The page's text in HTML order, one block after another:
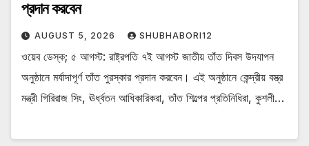
প্রদান করবেন
AUGUST 5, 2026 SHUBHABORI12
ওয়েব ডেস্ক; ৫ আগস্ট: রাষ্ট্রপতি ৭ই আগস্ট জাতীয় তাঁত দিবস উদযাপন
অনুষ্ঠানে মর্যাদাপূর্ণ তাঁত পুরস্কার প্রদান করবেন। এই অনুষ্ঠানে কেন্দ্রীয় বস্ত্র
মন্ত্রী গিরিরাজ সিং, ঊর্ধ্বতন আধিকারিকরা, তাঁত শিল্পের প্রতিনিধিরা, কুশলী…